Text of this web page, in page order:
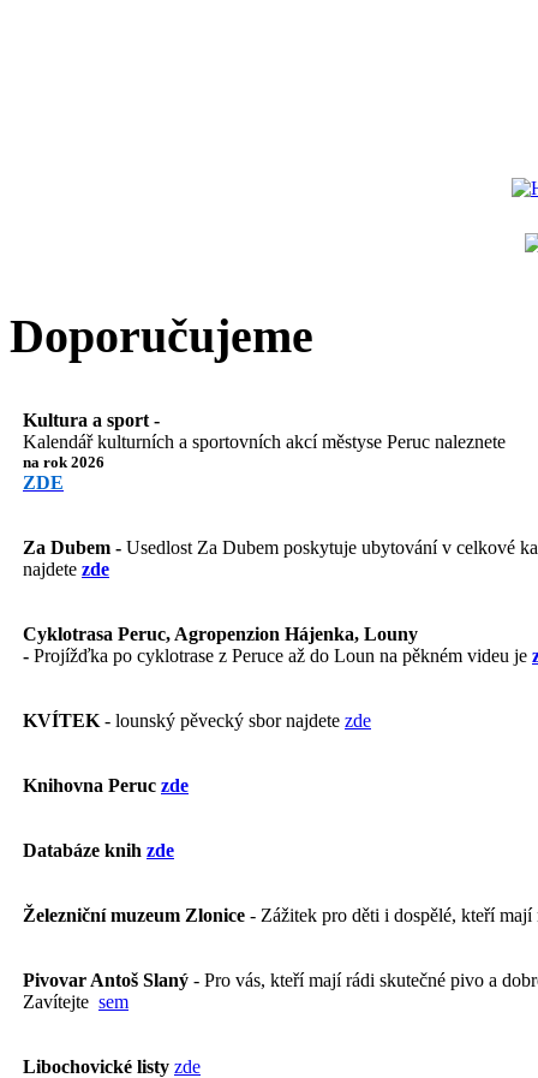
Doporučujeme
Kultura a sport -
Kalendář kulturních a sportovních akcí městyse Peruc naleznete
na rok 2026
ZDE
Za Dubem - Usedlost Za Dubem poskytuje ubytování v celkové
najdete zde
Cyklotrasa Peruc, Agropenzion Hájenka, Louny
- Projížďka po cyklotrase z Peruce až do Loun na pěkném videu je
KVÍTEK - lounský pěvecký sbor najdete zde
Knihovna Peruc zde
Databáze knih zde
Železniční muzeum Zlonice - Zážitek pro děti i dospělé, kteří
Pivovar Antoš Slaný - Pro vás, kteří mají rádi skutečné pivo a
Zavítejte sem
Libochovické listy zde